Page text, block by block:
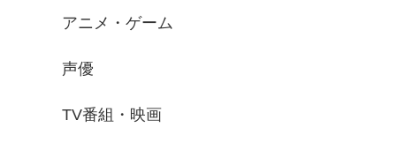
アニメ・ゲーム
声優
TV番組・映画